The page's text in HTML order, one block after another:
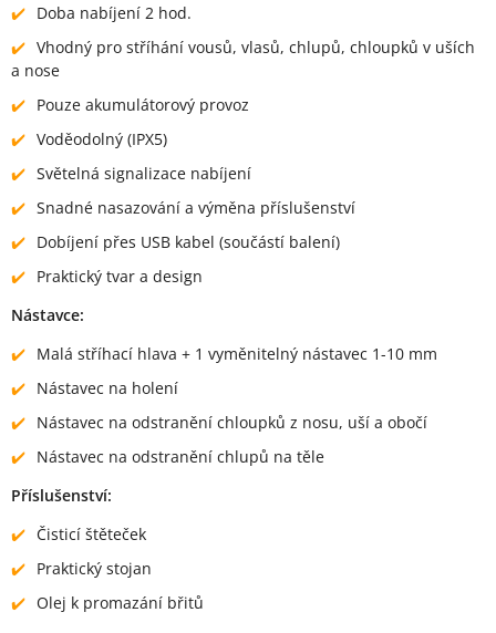
Doba nabíjení 2 hod.
Vhodný pro stříhání vousů, vlasů, chlupů, chloupků v uších
a nose
Pouze akumulátorový provoz
Voděodolný (IPX5)
Světelná signalizace nabíjení
Snadné nasazování a výměna příslušenství
Dobíjení přes USB kabel (součástí balení)
Praktický tvar a design
Nástavce:
Malá stříhací hlava + 1 vyměnitelný nástavec 1-10 mm
Nástavec na holení
Nástavec na odstranění chloupků z nosu, uší a obočí
Nástavec na odstranění chlupů na těle
Příslušenství:
Čisticí štěteček
Praktický stojan
Olej k promazání břitů